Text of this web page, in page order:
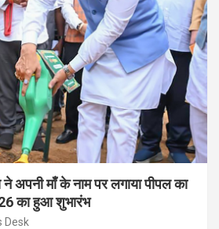
अपनी माँ के नाम पर लगाया पीपल का
का हुआ शुभारंभ
Desk